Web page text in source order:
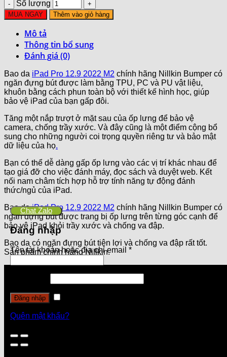
Số lượng
MUA NGAY Thêm vào giỏ hàng
Mô tả
Thông tin bổ sung
Đánh giá (0)
Bao da iPad Pro 12.9 2022 M2 chính hãng Nillkin Bumper có
ngăn đựng bút được làm bằng TPU, PC và PU vật liệu,
khuôn bằng cách phun toàn bộ với thiết kế hình học, giúp
bảo vệ iPad của bạn gấp đôi.
Tăng một nắp trượt ở mặt sau của ốp lưng để bảo vệ
camera, chống trầy xước. Và đây cũng là một điểm cộng bổ
sung cho những người coi trọng quyền riêng tư và bảo mật
dữ liệu của họ.
Bạn có thể dễ dàng gấp ốp lưng vào các vị trí khác nhau để
tạo giá đỡ cho việc đánh máy, đọc sách và duyệt web. Kết
nối nam châm tích hợp hỗ trợ tính năng tự động đánh
thức/ngủ của iPad.
Bao daiPad Pro 12.9 2022 M2 chính hãng Nillkin Bumper có
ngăn đựng bút được trang bị ốp lưng trên từng góc cạnh để
bảo vệ iPad khỏi trầy xước và chống va đập.
Bao da có ngăn đựng bút tiện lợi và chống va đập rất tốt.
Sản phẩm chính hãng Nillkin.
Chat Zalo
Đăng nhập
Tên tài khoản hoặc địa chỉ email *
Đăng nhập
Quên mật khẩu?